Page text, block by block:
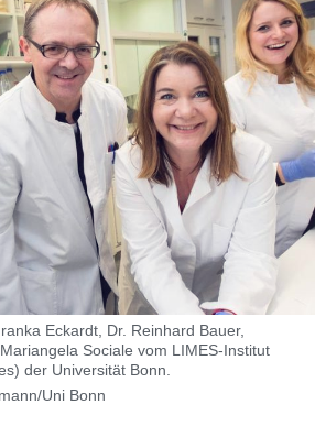
Eckardt, Dr. Reinhard Bauer,
Sociale vom LIMES-Institut
der Universität Bonn.
Uni Bonn